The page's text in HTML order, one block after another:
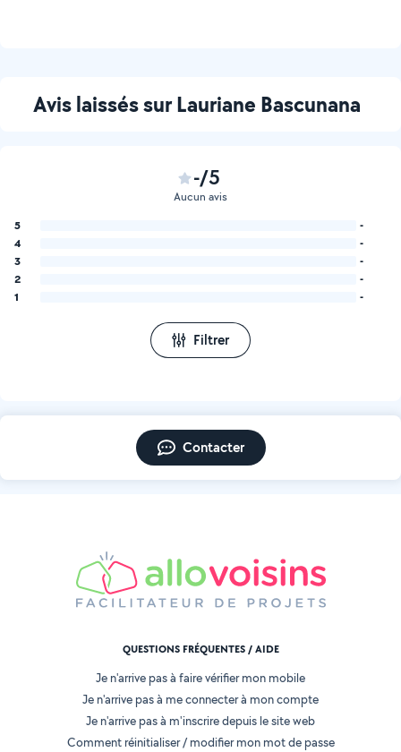
Avis laissés sur Lauriane Bascunana
-/5
Aucun avis
5
-
4
-
3
-
2
-
1
-
Filtrer
Contacter
QUESTIONS FRÉQUENTES / AIDE
Je n'arrive pas à faire vérifier mon mobile
Je n'arrive pas à me connecter à mon compte
Je n'arrive pas à m'inscrire depuis le site web
Comment réinitialiser / modifier mon mot de passe